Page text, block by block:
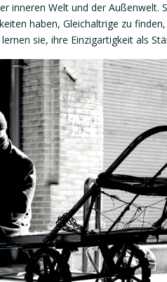
inneren Welt und der Außenwelt.
haben, Gleichaltrige zu
sie, ihre Einzigartigkeit als